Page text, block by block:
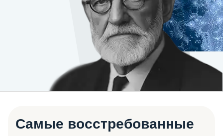
Самые восстребованные